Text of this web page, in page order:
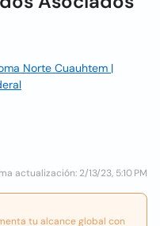
Norte Cuauhtem |
actualización: 2/13/23, 5:10 PM
tu alcance global con